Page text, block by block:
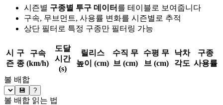
시즌별 구종별 투구 데이터 를 테이블로 보여줍니다
구속, 무브먼트, 사용률 변화를 시즌별로 추적
상단 필터로 특정 구종만 필터링 가능
시
즌
구
종
구속
(km/h)
도달
시간
(s)
릴리스
높이 (cm)
수직 무
브 (cm)
수평 무
브 (cm)
낙차
각도
구종
사용률
볼 배합
💾 ?
볼 배합 읽는 법